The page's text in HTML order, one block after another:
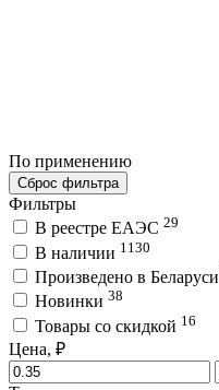
По применению
Сброс фильтра
Фильтры
В реестре ЕАЭС 29
В наличии 1130
Произведено в Беларуси
Новинки 38
Товары со скидкой 16
Цена, ₽